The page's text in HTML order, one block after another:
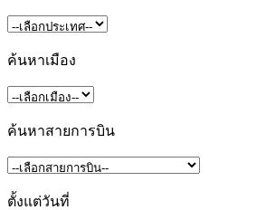
ค้นหาเมือง
ค้นหาสายการบิน
ตั้งแต่วันที่